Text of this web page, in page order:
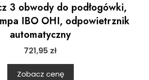
3 obwody do podłogówki,
IBO OHI, odpowietrznik
automatyczny
721,95 zł
Zobacz cenę